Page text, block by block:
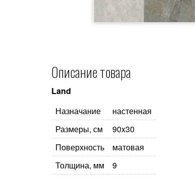
Описание товара
Land
Назначание
настенная
Размеры, см
90x30
Поверхность
матовая
Толщина, мм
9